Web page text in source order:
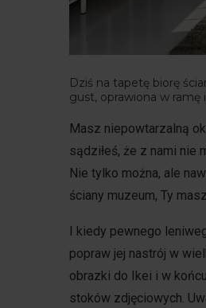
Dziś na tapetę biorę
gust, oprawiona w
Masz niepowtarzalną
sądziłeś, że z nami nie
Nie tylko można, ale
ściany muzeum, Ty
I kiedy pewnego
popraw jej nastrój w
obrazki do Ikei i w
stoków zdjęciowych.